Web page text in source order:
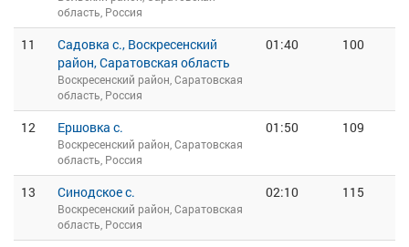
область, Россия
11
Садовка с., Воскресенский
район, Саратовская область
Воскресенский район, Саратовская
область, Россия
01:40 100
12 Ершовка с.
Воскресенский район, Саратовская
область, Россия
01:50 109
13 Синодское с.
Воскресенский район, Саратовская
область, Россия
02:10 115